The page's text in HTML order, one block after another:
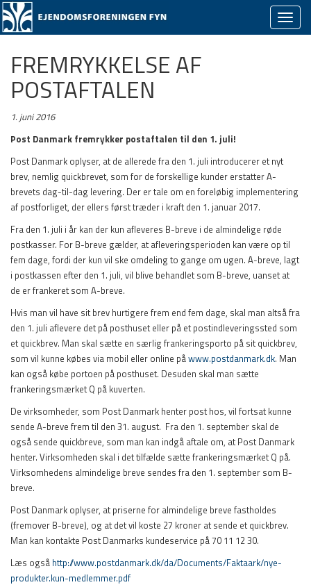
Skjul/
FREMRYKKELSE AF
POSTAFTALEN
1. juni 2016
Post Danmark fremrykker postaftalen til den 1. juli!
Post Danmark oplyser, at de allerede fra den 1. juli introducerer et nyt
brev, nemlig quickbrevet, som for de forskellige kunder erstatter A-
brevets dag-til-dag levering. Der er tale om en foreløbig implementering
af postforliget, der ellers først træder i kraft den 1. januar 2017.
Fra den 1. juli i år kan der kun afleveres B-breve i de almindelige røde
postkasser. For B-breve gælder, at afleveringsperioden kan være op til
fem dage, fordi der kun vil ske omdeling to gange om ugen. A-breve, lagt
i postkassen efter den 1. juli, vil blive behandlet som B-breve, uanset at
de er frankeret som A-breve.
Hvis man vil have sit brev hurtigere frem end fem dage, skal man altså fra
den 1. juli aflevere det på posthuset eller på et postindleveringssted som
et quickbrev. Man skal sætte en særlig frankeringsporto på sit quickbrev,
som vil kunne købes via mobil eller online påwww.postdanmark.dk. Man
kan også købe portoen på posthuset. Desuden skal man sætte
frankeringsmærket Q på kuverten.
De virksomheder, som Post Danmark henter post hos, vil fortsat kunne
sende A-breve frem til den 31. august. Fra den 1. september skal de
også sende quickbreve, som man kan indgå aftale om, at Post Danmark
henter. Virksomheden skal i det tilfælde sætte frankeringsmærket Q på.
Virksomhedens almindelige breve sendes fra den 1. september som B-
breve.
Post Danmark oplyser, at priserne for almindelige breve fastholdes
(fremover B-breve), og at det vil koste 27 kroner at sende et quickbrev.
Man kan kontakte Post Danmarks kundeservice på 70 11 12 30.
Læs også http://www.postdanmark.dk/da/Documents/Faktaark/nye-
produkter.kun-medlemmer.pdf